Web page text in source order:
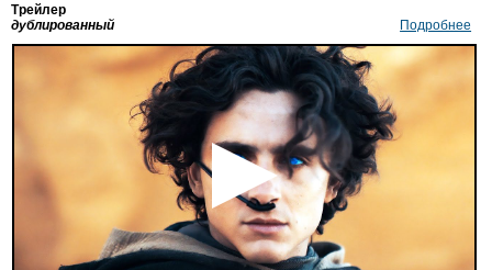
Трейлер
дублированный
Подробнее